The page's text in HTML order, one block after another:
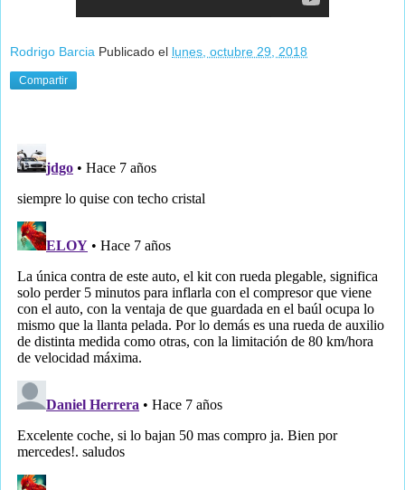
Rodrigo Barcia Publicado el lunes, octubre 29, 2018
Compartir